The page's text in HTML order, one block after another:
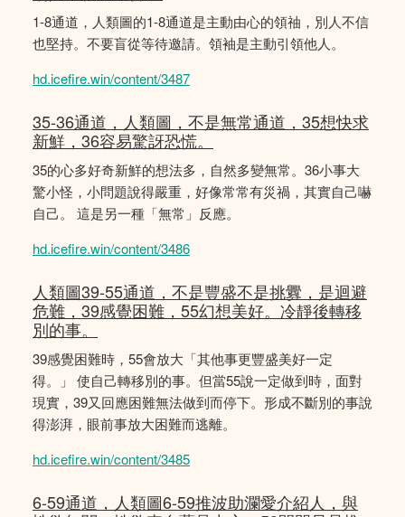
1-8通道，人類圖的1-8通道是主動由心的領䄂，別人不信
也堅持。不要盲從等待邀請。領袖是主動引領他人。
hd.icefire.win/content/3487
35-36通道，人類圖，不是無常通道，35想快求
新鮮，36容易驚訝恐慌。
35的心多好奇新鮮的想法多，自然多變無常。36小事大
驚小怪，小問題說得嚴重，好像常常有災禍，其實自己嚇
自己。 這是另一種「無常」反應。
hd.icefire.win/content/3486
人類圖39-55通道，不是豐盛不是挑釁，是迴避
危難，39感覺困難，55幻想美好。冷靜後轉移
別的事。
39感覺困難時，55會放大「其他事更豐盛美好一定
得。」 使自己轉移別的事。但當55說一定做到時，面對
現實，39又回應困難無法做到而停下。形成不斷別的事說
得澎湃，眼前事放大困難而逃離。
hd.icefire.win/content/3485
6-59通道，人類圖6-59推波助瀾愛介紹人，與